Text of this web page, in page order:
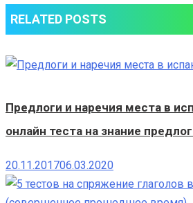
RELATED POSTS
Предлоги и наречия места в
онлайн теста на знание
20.11.201706.03.2020